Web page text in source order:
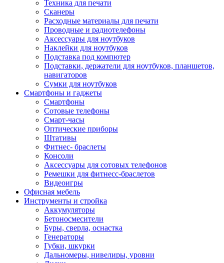
Техника для печати
Сканеры
Расходные материалы для печати
Проводные и радиотелефоны
Аксессуары для ноутбуков
Наклейки для ноутбуков
Подставка под компютер
Подставки, держатели для ноутбуков, планшетов,
навигаторов
Сумки для ноутбуков
Смартфоны и гаджеты
Смартфоны
Сотовые телефоны
Смарт-часы
Оптические приборы
Штативы
Фитнес- браслеты
Консоли
Аксессуары для сотовых телефонов
Ремешки для фитнесс-браслетов
Видеоигры
Офисная мебель
Инструменты и стройка
Аккумуляторы
Бетоносмесители
Буры, сверла, оснастка
Генераторы
Губки, шкурки
Дальномеры, нивелиры, уровни